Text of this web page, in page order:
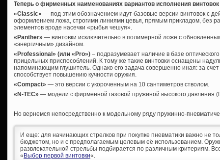
Теперь о фирменных наименованиях вариантов исполнения
«Classic» — под этим обозначением идут базовые версии винтовок с
оформлением ложа, строгими линиями цевья, прямым прикладом, без
элементов вроде насечки «рыбья чешуя».
«Panther» — винтовки исключительно в полимерной ложе с
«энергичным» дизайном.
«Professional» (или «Pro») – подразумевает наличие в базе
прицельных приспособлений. К тому же такие винтовки оснащены
напоминающим глушитель. Однако его задача совершенно иная: за
способствует повышению кучности оружия.
«Compact» — это версии с укороченным на 10 сантиметров стволом.
«N-TEC» — модели с фирменной газовой пружиной высокого
Но вернемся непосредственно к модельному ряду пружинно-
И еще: для начинающих стрелков при покупке пневматики важно не
бюджетом, но и с предполагаемым целевым её использованием.
развлекательной стрельбы подбирается по различным критериям.
« Выбор первой винтовки«.